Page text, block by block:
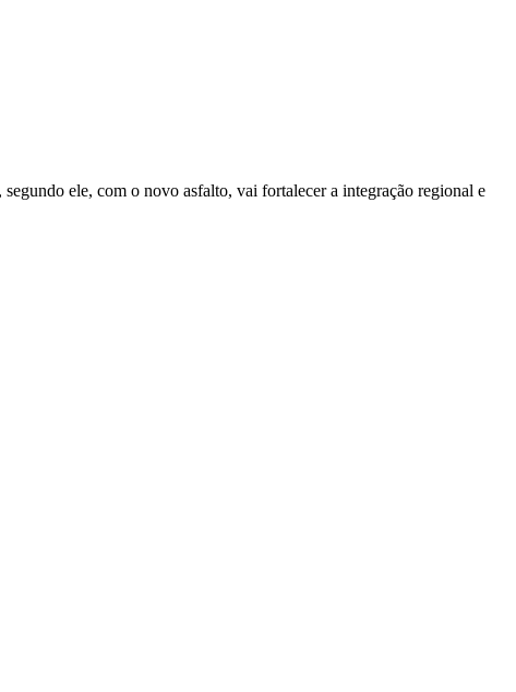
ele, com o novo asfalto, vai fortalecer a integração regional e